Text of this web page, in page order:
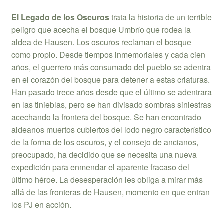
El Legado de los Oscurostrata la historia de un terrible
peligro que acecha el bosque Umbrío que rodea la
aldea de Hausen. Los oscuros reclaman el bosque
como propio. Desde tiempos inmemoriales y cada cien
años, el guerrero más consumado del pueblo se adentra
en el corazón del bosque para detener a estas criaturas.
Han pasado trece años desde que el último se adentrara
en las tinieblas, pero se han divisado sombras siniestras
acechando la frontera del bosque. Se han encontrado
aldeanos muertos cubiertos del lodo negro característico
de la forma de los oscuros, y el consejo de ancianos,
preocupado, ha decidido que se necesita una nueva
expedición para enmendar el aparente fracaso del
último héroe. La desesperación les obliga a mirar más
allá de las fronteras de Hausen, momento en que entran
los PJ en acción.